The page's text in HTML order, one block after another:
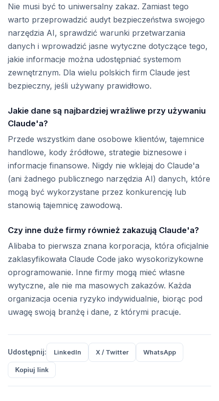
Nie musi być to uniwersalny zakaz. Zamiast tego
warto przeprowadzić audyt bezpieczeństwa swojego
narzędzia AI, sprawdzić warunki przetwarzania
danych i wprowadzić jasne wytyczne dotyczące tego,
jakie informacje można udostępniać systemom
zewnętrznym. Dla wielu polskich firm Claude jest
bezpieczny, jeśli używany prawidłowo.
Jakie dane są najbardziej wrażliwe przy używaniu
Claude'a?
Przede wszystkim dane osobowe klientów, tajemnice
handlowe, kody źródłowe, strategie biznesowe i
informacje finansowe. Nigdy nie wklejaj do Claude'a
(ani żadnego publicznego narzędzia AI) danych, które
mogą być wykorzystane przez konkurencję lub
stanowią tajemnicę zawodową.
Czy inne duże firmy również zakazują Claude'a?
Alibaba to pierwsza znana korporacja, która oficjalnie
zaklasyfikowała Claude Code jako wysokorizykowne
oprogramowanie. Inne firmy mogą mieć własne
wytyczne, ale nie ma masowych zakazów. Każda
organizacja ocenia ryzyko indywidualnie, biorąc pod
uwagę swoją branżę i dane, z którymi pracuje.
Udostępnij: LinkedIn X / Twitter WhatsApp
Kopiuj link